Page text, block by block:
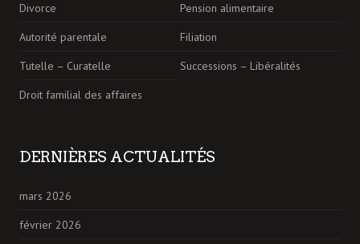
Divorce
Pension alimentaire
Autorité parentale
Filiation
Tutelle – Curatelle
Successions – Libéralités
Droit familial des affaires
DERNIÈRES ACTUALITÉS
mars 2026
février 2026